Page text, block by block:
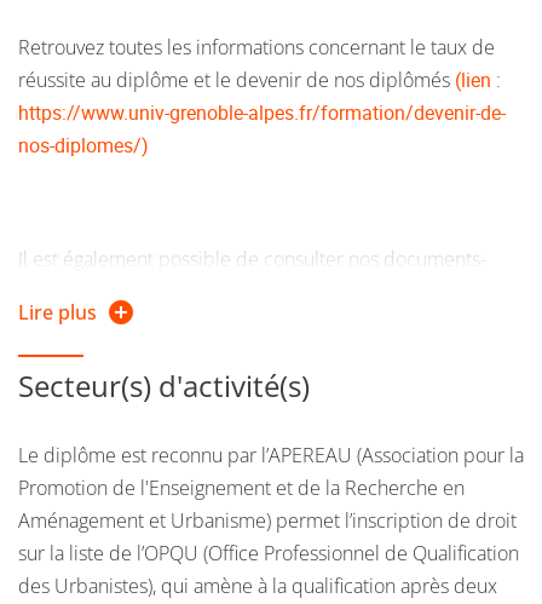
Retrouvez toutes les informations concernant le taux de
réussite au diplôme et le devenir de nos diplômés (lien :
https://www.univ-grenoble-alpes.fr/formation/devenir-de-
nos-diplomes/)
Il est également possible de consulter nos documents-
formation (lien : https://prose.univ-grenoble-
alpes.fr/metiers-secteurs/)
Lire plus
Secteur(s) d'activité(s)
Le diplôme est reconnu par l’APEREAU (Association pour la
Promotion de l'Enseignement et de la Recherche en
Aménagement et Urbanisme) permet l’inscription de droit
sur la liste de l’OPQU (Office Professionnel de Qualification
des Urbanistes), qui amène à la qualification après deux